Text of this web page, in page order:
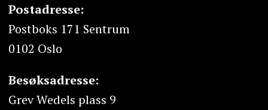
Postadresse:
Postboks 171 Sentrum
0102 Oslo
Besøksadresse:
Grev Wedels plass 9